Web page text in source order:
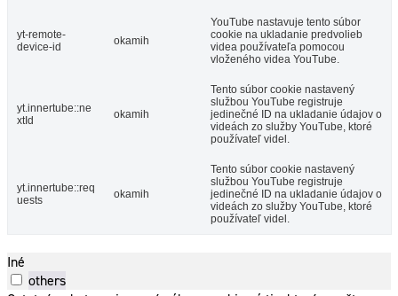
yt-remote-
device-id
okamih
YouTube nastavuje tento súbor
cookie na ukladanie predvolieb
videa používateľa pomocou
vloženého videa YouTube.
yt.innertube::ne
xtId
okamih
Tento súbor cookie nastavený
službou YouTube registruje
jedinečné ID na ukladanie údajov o
videách zo služby YouTube, ktoré
používateľ videl.
yt.innertube::req
uests
okamih
Tento súbor cookie nastavený
službou YouTube registruje
jedinečné ID na ukladanie údajov o
videách zo služby YouTube, ktoré
používateľ videl.
Iné
others